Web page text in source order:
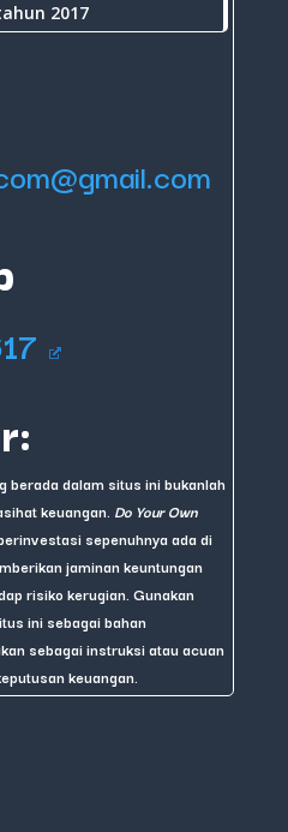
2017
berada dalam situs ini bukanlah
keuangan. Do Your Own
sepenuhnya ada di
jaminan keuntungan
risiko kerugian. Gunakan
ini sebagai bahan
sebagai instruksi atau acuan
keuangan.